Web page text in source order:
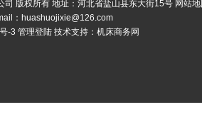
司 版权所有 地址：河北省盐山县东大街15号 网站
： huashuojixie@126.com
-3 管理登陆 技术支持： 机床商务网